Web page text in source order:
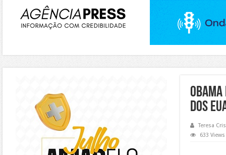
dos
Teresa
633 Views